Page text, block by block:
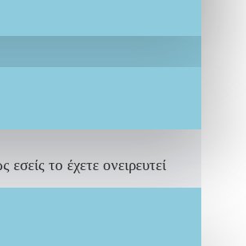
το έχετε ονειρευτεί
IF.Lefkaditi